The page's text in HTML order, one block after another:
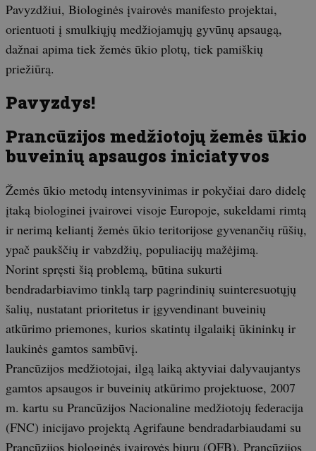
Pavyzdžiui, Biologinės įvairovės manifesto projektai,
orientuoti į smulkiųjų medžiojamųjų gyvūnų apsaugą,
dažnai apima tiek žemės ūkio plotų, tiek pamiškių
priežiūrą.
Pavyzdys!
Prancūzijos medžiotojų žemės ūkio
buveinių apsaugos iniciatyvos
Žemės ūkio metodų intensyvinimas ir pokyčiai daro didelę
įtaką biologinei įvairovei visoje Europoje, sukeldami rimtą
ir nerimą keliantį žemės ūkio teritorijose gyvenančių rūšių,
ypač paukščių ir vabzdžių, populiacijų mažėjimą.
Norint spręsti šią problemą, būtina sukurti
bendradarbiavimo tinklą tarp pagrindinių suinteresuotųjų
šalių, nustatant prioritetus ir įgyvendinant buveinių
atkūrimo priemones, kurios skatintų ilgalaikį ūkininkų ir
laukinės gamtos sambūvį.
Prancūzijos medžiotojai, ilgą laiką aktyviai dalyvaujantys
gamtos apsaugos ir buveinių atkūrimo projektuose, 2007
m. kartu su Prancūzijos Nacionaline medžiotojų federacija
(FNC) inicijavo projektą Agrifaune bendradarbiaudami su
Prancūzijos biologinės įvairovės biuru (OFB), Prancūzijos